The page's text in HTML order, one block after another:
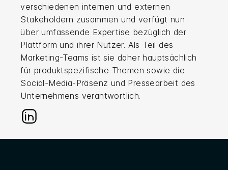
verschiedenen internen und externen
Stakeholdern zusammen und verfügt nun
über umfassende Expertise bezüglich der
Plattform und ihrer Nutzer. Als Teil des
Marketing-Teams ist sie daher hauptsächlich
für produktspezifische Themen sowie die
Social-Media-Präsenz und Pressearbeit des
Unternehmens verantwortlich.